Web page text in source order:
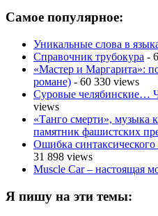
Самое популярное:
Уникальные слова в
Справочник трубокура -
«Мастер и Маргарита»:
романе) - 60 330 views
Суровые челябинские…
views
«Танго смерти», музыка
памятник фашистских
Ошибка
31 898 views
Muscle Car – настоящая
Я пишу на эти темы: